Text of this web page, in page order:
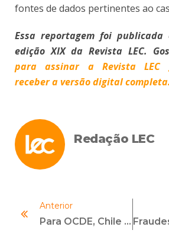
fontes de dados pertinentes ao
Essa reportagem foi publicada
edição XIX da Revista LEC.
para assinar a Revista LEC
receber a versão digital completa.
Redação LEC
Anterior
Para OCDE, Chile Precisa Concluir Reformas Nas Leis Penais Para Combater Corrupção Internacional